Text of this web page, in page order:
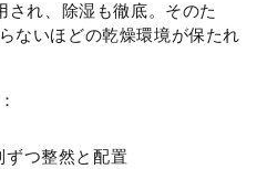
れ、除湿も徹底。そのた
ないほどの乾燥環境が保たれ
ずつ整然と配置